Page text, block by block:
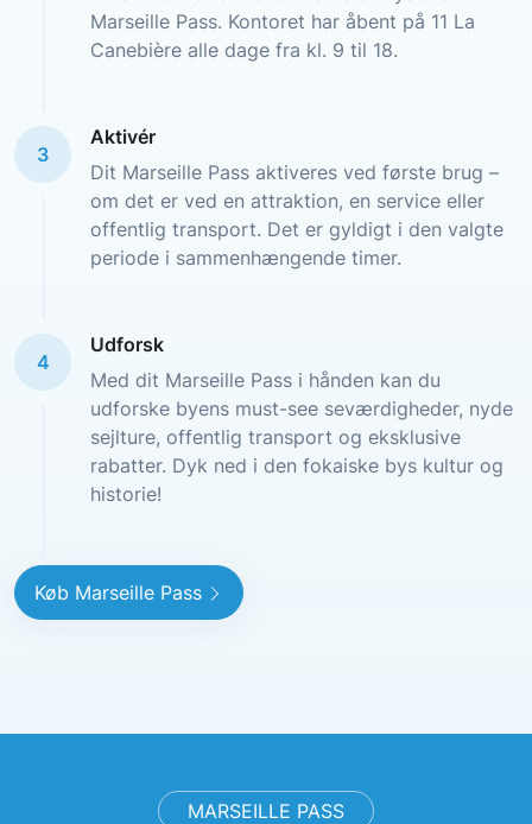
Marseille Pass. Kontoret har åbent på 11 La
Canebière alle dage fra kl. 9 til 18.
3
Aktivér
Dit Marseille Pass aktiveres ved første brug –
om det er ved en attraktion, en service eller
offentlig transport. Det er gyldigt i den valgte
periode i sammenhængende timer.
4
Udforsk
Med dit Marseille Pass i hånden kan du
udforske byens must-see seværdigheder, nyde
sejlture, offentlig transport og eksklusive
rabatter. Dyk ned i den fokaiske bys kultur og
historie!
Køb Marseille Pass
MARSEILLE PASS